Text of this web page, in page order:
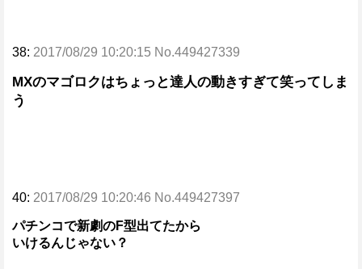
38: 2017/08/29 10:20:15 No.449427339
MXのマゴロクはちょっと達人の動きすぎて笑ってしま
う
40: 2017/08/29 10:20:46 No.449427397
パチンコで新劇のF型出てたから
いけるんじゃない？